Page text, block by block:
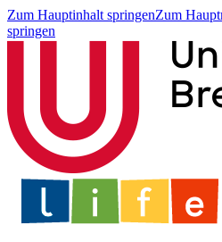
Zum Hauptinhalt springenZum
springen